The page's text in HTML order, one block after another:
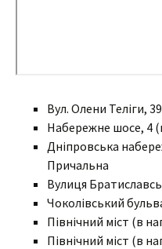
Вул. Олени Теліги, 39​
Набережне шосе, 4
Дніпровська
Причальна
Вулиця
Чоколівський
Північний міст (в
Північний міст (в